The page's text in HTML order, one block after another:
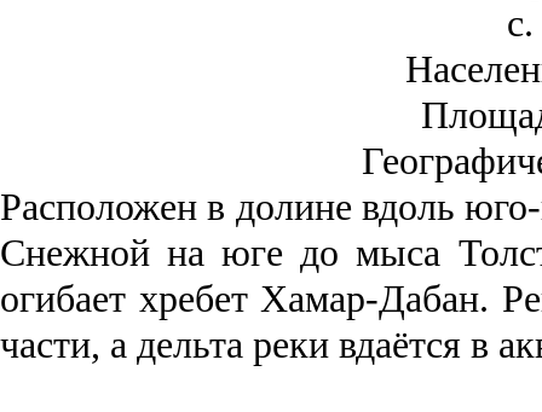
Рас­положен в долине вдоль
Снежной на юге до мыса
огибает хребет Хамар-Дабан.
части, а дельта реки вда­ётся в